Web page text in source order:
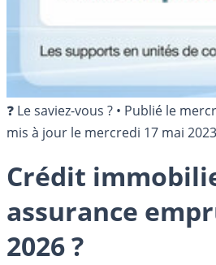
❓ Le saviez-vous ? • Publié le
mis à jour le mercredi 17 mai
Crédit
assurance
2026 ?